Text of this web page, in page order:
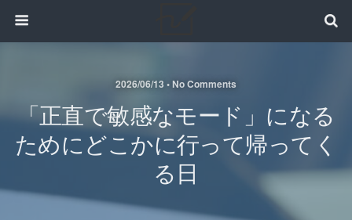
2026/06/13 • No Comments
「正直で敏感なモード」になる
ためにどこかに行って帰ってく
る日